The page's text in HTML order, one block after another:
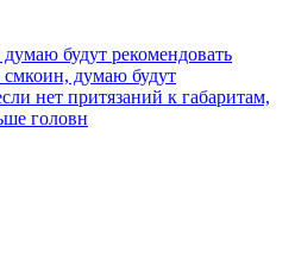
будут рекомендовать
думаю будут
нет притязаний к габаритам,
головн